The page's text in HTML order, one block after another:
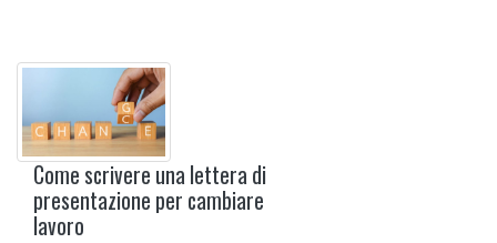
Come scrivere una lettera di
presentazione per cambiare
lavoro